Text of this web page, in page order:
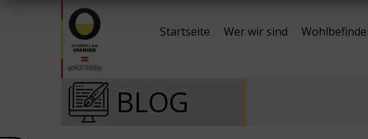
Startseite Wer wir sind
BLOG